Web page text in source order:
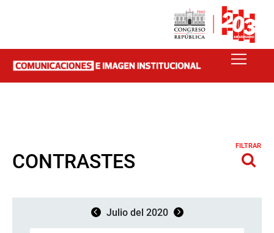
CONTRASTES
FILTRAR
Julio del 2020